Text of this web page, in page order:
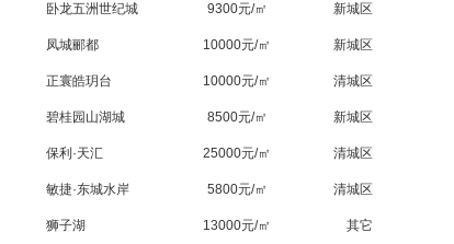
卧龙五洲世纪城 9300元/㎡ 新城区
凤城郦都 10000元/㎡ 新城区
正寰皓玥台 10000元/㎡ 清城区
碧桂园山湖城 8500元/㎡ 新城区
保利·天汇 25000元/㎡ 清城区
敏捷·东城水岸 5800元/㎡ 清城区
狮子湖 13000元/㎡ 其它